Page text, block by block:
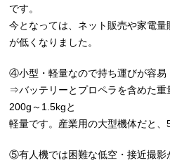
です。
今となっては、ネット販売や家電
が低くなりました。
④小型・軽量なので持ち運びが容易
⇒バッテリーとプロペラを含めた重
200g～1.5kgと
軽量です。産業用の大型機体だと、
⑤有人機では困難な低空・接近撮影